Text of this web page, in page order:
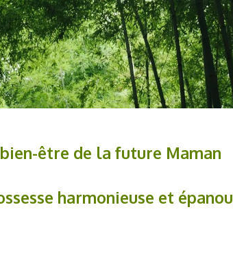
être de la future Maman
harmonieuse et